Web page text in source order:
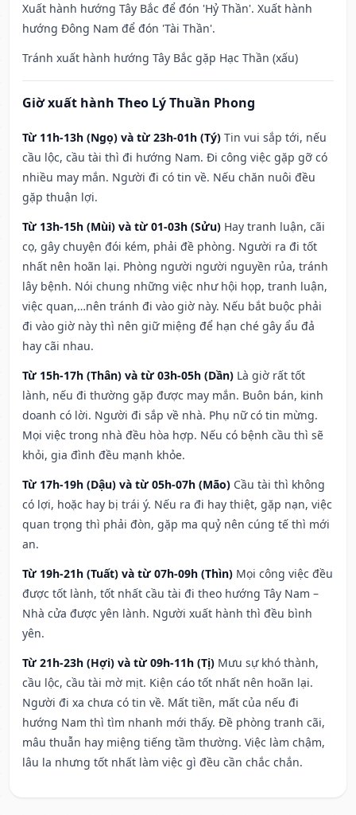
Xuất hành hướng Tây Bắc để đón 'Hỷ Thần'. Xuất hành
hướng Đông Nam để đón 'Tài Thần'.
Tránh xuất hành hướng Tây Bắc gặp Hạc Thần (xấu)
Giờ xuất hành Theo Lý Thuần Phong
Từ 11h-13h (Ngọ) và từ 23h-01h (Tý) Tin vui sắp tới, nếu
cầu lộc, cầu tài thì đi hướng Nam. Đi công việc gặp gỡ có
nhiều may mắn. Người đi có tin về. Nếu chăn nuôi đều
gặp thuận lợi.
Từ 13h-15h (Mùi) và từ 01-03h (Sửu) Hay tranh luận, cãi
cọ, gây chuyện đói kém, phải đề phòng. Người ra đi tốt
nhất nên hoãn lại. Phòng người người nguyền rủa, tránh
lây bệnh. Nói chung những việc như hội họp, tranh luận,
việc quan,…nên tránh đi vào giờ này. Nếu bắt buộc phải
đi vào giờ này thì nên giữ miệng để hạn ché gây ẩu đả
hay cãi nhau.
Từ 15h-17h (Thân) và từ 03h-05h (Dần) Là giờ rất tốt
lành, nếu đi thường gặp được may mắn. Buôn bán, kinh
doanh có lời. Người đi sắp về nhà. Phụ nữ có tin mừng.
Mọi việc trong nhà đều hòa hợp. Nếu có bệnh cầu thì sẽ
khỏi, gia đình đều mạnh khỏe.
Từ 17h-19h (Dậu) và từ 05h-07h (Mão) Cầu tài thì không
có lợi, hoặc hay bị trái ý. Nếu ra đi hay thiệt, gặp nạn, việc
quan trọng thì phải đòn, gặp ma quỷ nên cúng tế thì mới
an.
Từ 19h-21h (Tuất) và từ 07h-09h (Thìn) Mọi công việc đều
được tốt lành, tốt nhất cầu tài đi theo hướng Tây Nam –
Nhà cửa được yên lành. Người xuất hành thì đều bình
yên.
Từ 21h-23h (Hợi) và từ 09h-11h (Tị) Mưu sự khó thành,
cầu lộc, cầu tài mờ mịt. Kiện cáo tốt nhất nên hoãn lại.
Người đi xa chưa có tin về. Mất tiền, mất của nếu đi
hướng Nam thì tìm nhanh mới thấy. Đề phòng tranh cãi,
mâu thuẫn hay miệng tiếng tầm thường. Việc làm chậm,
lâu la nhưng tốt nhất làm việc gì đều cần chắc chắn.